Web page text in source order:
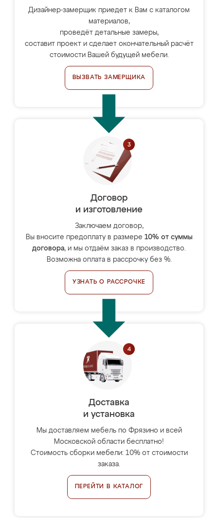
Дизайнер-замерщик приедет к Вам с каталогом
материалов,
проведёт детальные замеры,
составит проект и сделает окончательный расчёт
стоимости Вашей будущей мебели.
ВЫЗВАТЬ ЗАМЕРЩИКА
Договор
и изготовление
Заключаем договор,
Вы вносите предоплату в размере 10% от суммы
договора, и мы отдаём заказ в производство.
Возможна оплата в рассрочку без %.
УЗНАТЬ О РАССРОЧКЕ
Доставка
и установка
Мы доставляем мебель по Фрязино и всей
Московской области бесплатно!
Стоимость сборки мебели: 10% от стоимости
заказа.
ПЕРЕЙТИ В КАТАЛОГ